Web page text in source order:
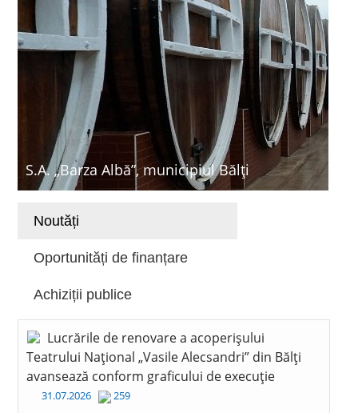
S.A. „Barza Albă”, municipiul Bălți
Noutăți
Oportunități de finanțare
Achiziții publice
Lucrările de renovare a acoperișului
Teatrului Național „Vasile Alecsandri” din Bălți
avansează conform graficului de execuție
31.07.2026 259